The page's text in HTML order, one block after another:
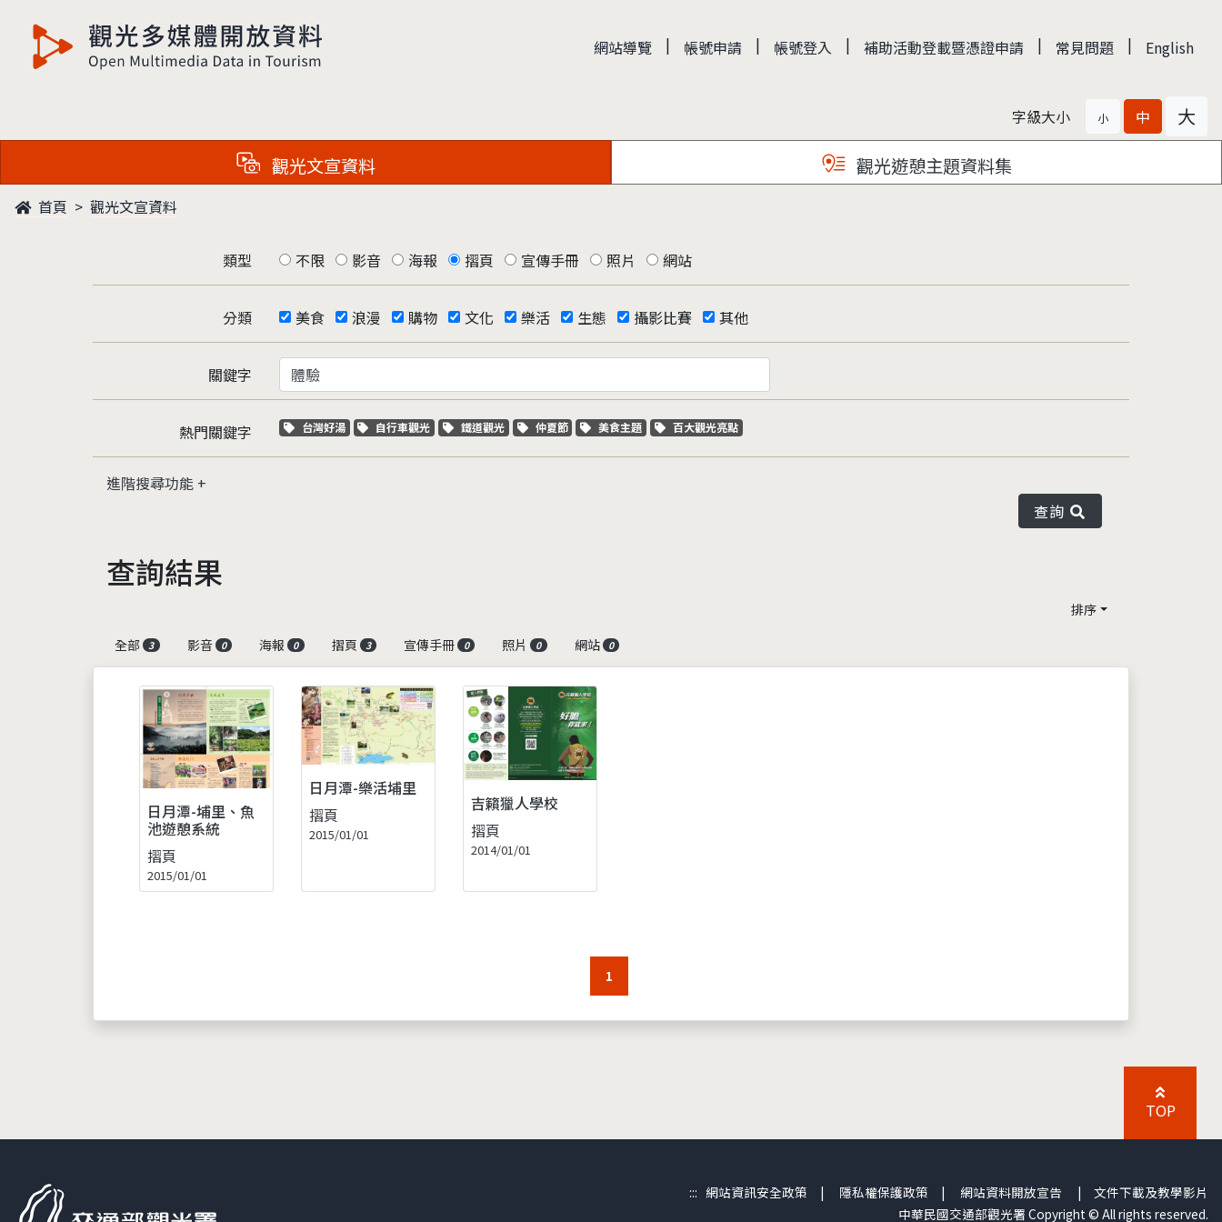
觀光多媒體開放資料 網站導覽 | 帳號申請 | 帳號登入 | 補助活動登載暨憑證申請 | 常見問題 | English
字級大小 小 中 大
觀光文宣資料 觀光遊憩主題資料集
首頁 觀光文宣資料
類型 不限 影音 海報 摺頁 宣傳手冊 照片 網站
分類 美食 浪漫 購物 文化 樂活 生態 攝影比賽 其他
關鍵字
熱門關鍵字 關鍵字標籤
台灣好湯 關鍵字標籤
自行車觀光 關鍵字標籤
鐵道觀光 關鍵字標籤
仲夏節 關鍵字標籤
美食主題 關鍵字標籤
百大觀光亮點
進階搜尋功能
查詢
查詢結果
排序
全部
3 影音 0 海報 0 摺頁 3 宣傳手冊 0 照片 0 網站 0
日月潭-埔里、魚
池遊憩系統
摺頁
2015/01/01
日月潭-樂活埔里
摺頁
2015/01/01
吉籟獵人學校
摺頁
2014/01/01
1
TOP
::: 網站資訊安全政策 | 隱私權保護政策 | 網站資料開放宣告 | 文件下載及教學影片
中華民國交通部觀光署 Copyright © All rights reserved.